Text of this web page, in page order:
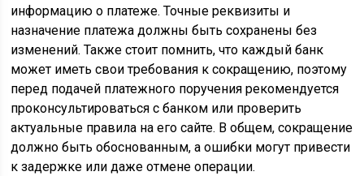
информацию о платеже. Точные реквизиты и
назначение платежа должны быть сохранены без
изменений. Также стоит помнить, что каждый банк
может иметь свои требования к сокращению, поэтому
перед подачей платежного поручения рекомендуется
проконсультироваться с банком или проверить
актуальные правила на его сайте. В общем, сокращение
должно быть обоснованным, а ошибки могут привести
к задержке или даже отмене операции.